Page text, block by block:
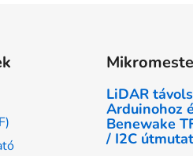
LiDAR
Arduinohoz
Benewake
/ I2C